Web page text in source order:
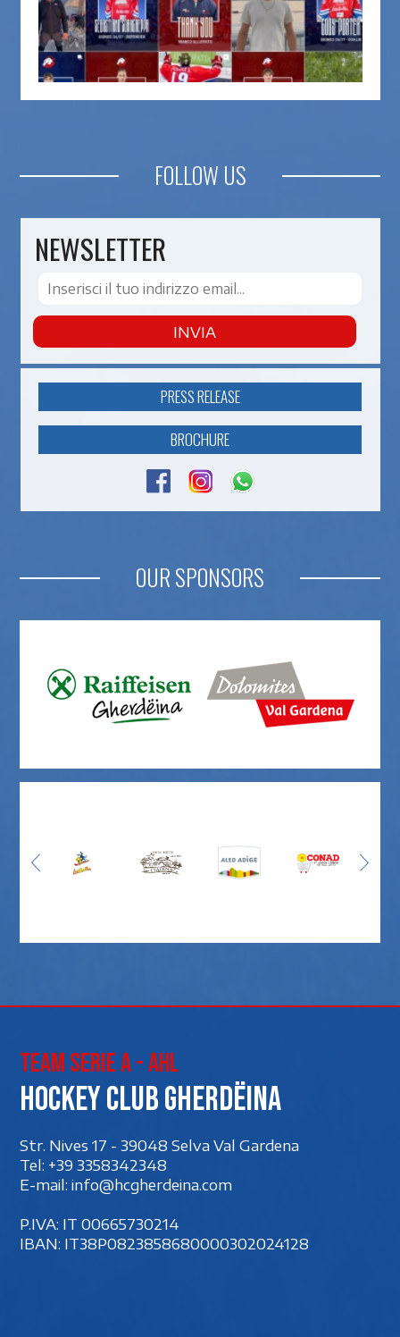
FOLLOW US
NEWSLETTER
INVIA
PRESS RELEASE
BROCHURE
OUR SPONSORS
Team Serie A - AHL
Hockey club Gherdëina
Str. Nives 17 - 39048 Selva Val Gardena
Tel: +39 3358342348
E-mail: info@hcgherdeina.com
P.IVA: IT 00‍665730214
IBAN: IT38P0823858680000302024128